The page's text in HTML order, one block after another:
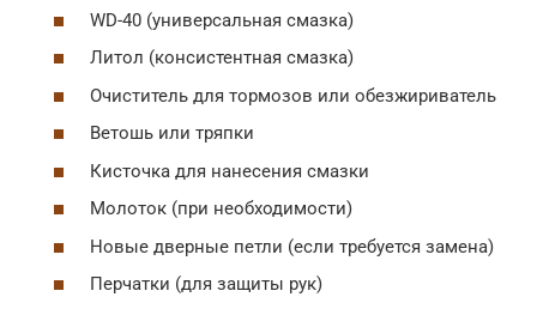
WD-40 (универсальная смазка)
Литол (консистентная смазка)
Очиститель для тормозов или обезжириватель
Ветошь или тряпки
Кисточка для нанесения смазки
Молоток (при необходимости)
Новые дверные петли (если требуется замена)
Перчатки (для защиты рук)